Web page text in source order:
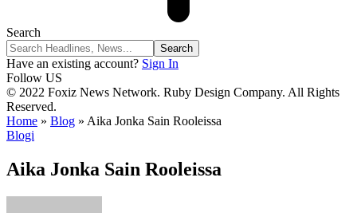
Search
Have an existing account? Sign In
Follow US
© 2022 Foxiz News Network. Ruby Design Company. All Rights
Reserved.
Home » Blog » Aika Jonka Sain Rooleissa
Blogi
Aika Jonka Sain Rooleissa